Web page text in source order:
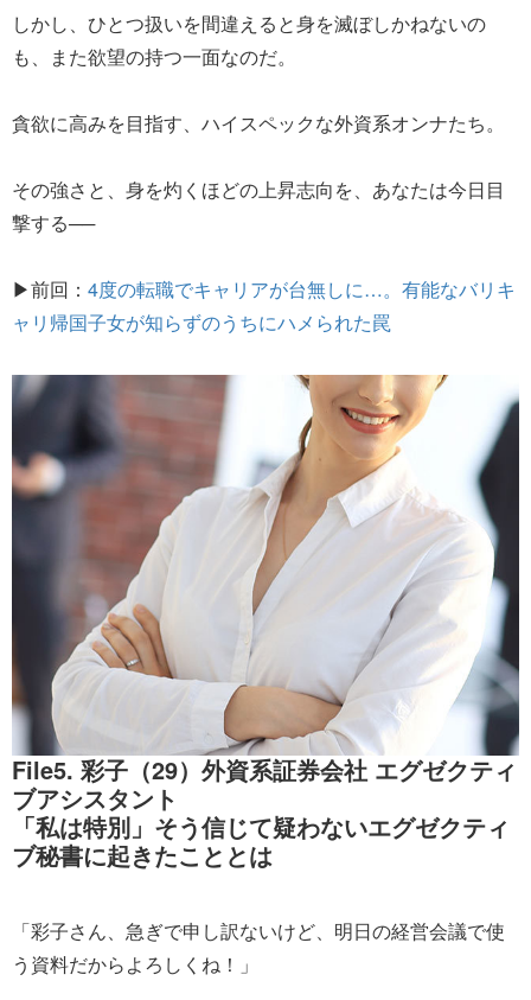
しかし、ひとつ扱いを間違えると身を滅ぼしかねないの
も、また欲望の持つ一面なのだ。
貪欲に高みを目指す、ハイスペックな外資系オンナたち。
その強さと、身を灼くほどの上昇志向を、あなたは今日目
撃する──
▶前回： 4度の転職でキャリアが台無しに…。有能なバリキ
ャリ帰国子女が知らずのうちにハメられた罠
File5. 彩子（29）外資系証券会社 エグゼクティ
ブアシスタント
「私は特別」そう信じて疑わないエグゼクティ
ブ秘書に起きたこととは
「彩子さん、急ぎで申し訳ないけど、明日の経営会議で使
う資料だからよろしくね！」